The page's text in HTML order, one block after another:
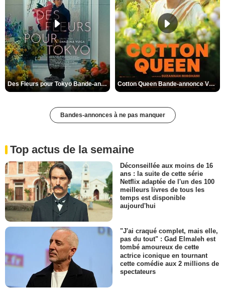
Des Fleurs pour Tokyo Bande-annonce VO STFR Cotton Queen Bande-annonce VO STFR
Bandes-annonces à ne pas manquer
Top actus de la semaine
Déconseillée aux moins de 16
ans : la suite de cette série
Netflix adaptée de l'un des 100
meilleurs livres de tous les
temps est disponible
aujourd'hui
"J'ai craqué complet, mais elle,
pas du tout" : Gad Elmaleh est
tombé amoureux de cette
actrice iconique en tournant
cette comédie aux 2 millions de
spectateurs